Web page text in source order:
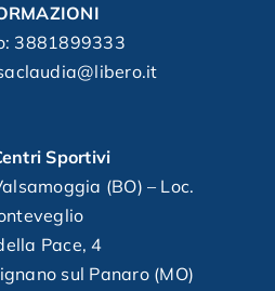
3881899333
Sportivi
(BO) – Loc.
Pace, 4
sul Panaro (MO)